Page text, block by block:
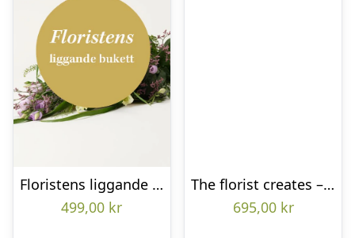
Floristens liggande bukett
499,00 kr
The florist creates – Funeral bouquet
695,00 kr